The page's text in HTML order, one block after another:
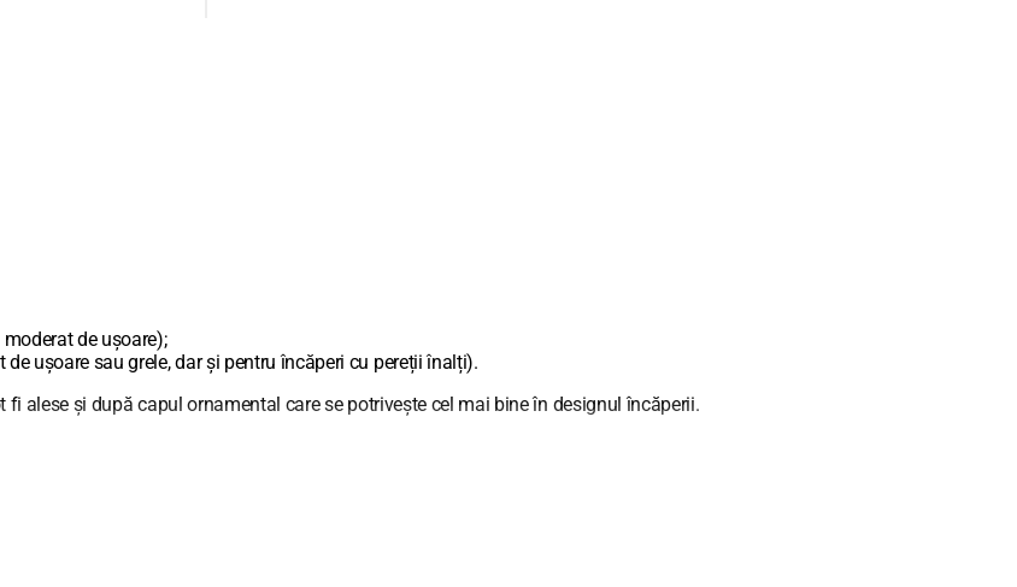
de ușoare);
ușoare sau grele, dar și pentru încăperi cu pereții înalți).
alese și după capul ornamental care se potrivește cel mai bine în designul încăperii.